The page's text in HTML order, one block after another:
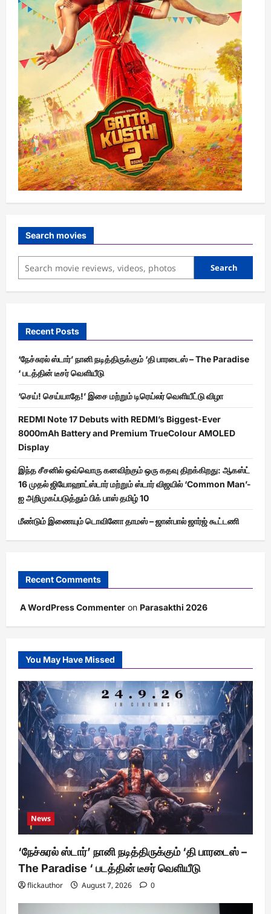
Search movies
Search
Recent Posts
‘நேச்சுரல் ஸ்டார்’ நானி நடித்திருக்கும் ‘தி பாரடைஸ் – The Paradise
‘ படத்தின் டீசர் வெளியீடு
‘செய்! செய்யாதே!’ இசை மற்றும் டிரெய்லர் வெளியீட்டு விழா
REDMI Note 17 Debuts with REDMI’s Biggest-Ever
8000mAh Battery and Premium TrueColour AMOLED
Display
இந்த சீசனில் ஒவ்வொரு கனவிற்கும் ஒரு கதவு திறக்கிறது: ஆகஸ்ட்
16 முதல் ஜியோஹாட்ஸ்டார் மற்றும் ஸ்டார் விஜயில் ‘Common Man’-
ஐ அறிமுகப்படுத்தும் பிக் பாஸ் தமிழ் 10
மீண்டும் இணையும் டொவினோ தாமஸ் – ஜான்பால் ஜார்ஜ் கூட்டணி
Recent Comments
A WordPress Commenter on Parasakthi 2026
You May Have Missed
News
‘நேச்சுரல் ஸ்டார்’ நானி நடித்திருக்கும் ‘தி பாரடைஸ் –
The Paradise ‘ படத்தின் டீசர் வெளியீடு
flickauthor August 7, 2026 0